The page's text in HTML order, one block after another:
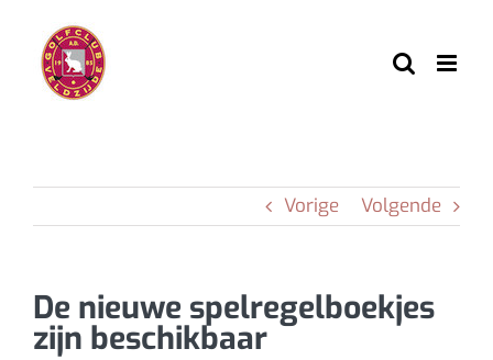
inhoud
Vorige Volgende
De nieuwe spelregelboekjes
zijn beschikbaar